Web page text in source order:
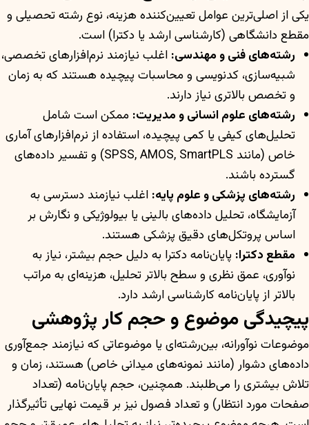
یکی از اصلی‌ترین عوامل تعیین‌کننده هزینه، نوع رشته تحصیلی و
مقطع دانشگاهی (کارشناسی ارشد یا دکترا) است.
رشته‌های فنی و مهندسی: اغلب نیازمند نرم‌افزارهای تخصصی،
شبیه‌سازی، کدنویسی و محاسبات پیچیده هستند که به زمان
و تخصص بالاتری نیاز دارند.
رشته‌های علوم انسانی و مدیریت: ممکن است شامل
تحلیل‌های کیفی یا کمی پیچیده، استفاده از نرم‌افزارهای آماری
خاص (مانند SPSS, AMOS, SmartPLS) و تفسیر داده‌های
گسترده باشند.
رشته‌های پزشکی و علوم پایه: اغلب نیازمند دسترسی به
آزمایشگاه، تحلیل داده‌های بالینی یا بیولوژیکی و نگارش بر
اساس پروتکل‌های دقیق پزشکی هستند.
مقطع دکترا: پایان‌نامه دکترا به دلیل حجم بیشتر، نیاز به
نوآوری، عمق نظری و سطح بالاتر تحلیل، هزینه‌ای به مراتب
بالاتر از پایان‌نامه کارشناسی ارشد دارد.
پیچیدگی موضوع و حجم کار پژوهشی
موضوعات نوآورانه، بین‌رشته‌ای یا موضوعاتی که نیازمند جمع‌آوری
داده‌های دشوار (مانند نمونه‌های میدانی خاص) هستند، زمان و
تلاش بیشتری را می‌طلبند. همچنین، حجم پایان‌نامه (تعداد
صفحات مورد انتظار) و تعداد فصول نیز بر قیمت نهایی تأثیرگذار